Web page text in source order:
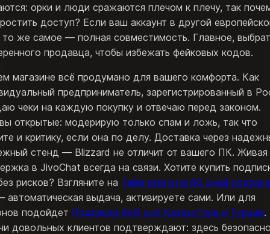
орки и люди сражаются плечом к плечу, так
доступ? Если ваш аккаунт в другой
то же самое — полная совместимость. Главное,
продавца, чтобы избежать фейковых кодов.
магазине всё продумано для вашего комфорта. Как
предприниматель, зарегистрированный в
чеки на каждую покупку и отвечаю перед законом.
открытые: модерирую только спам и ложь, так что
и критику, если она по делу. Доставка через
стенд — Blizzard не отличит от вашего ПК. Живая
в JivoChat всегда на связи. Хотите купить
рисков? Взгляните на Тайм карта на 60 дней
выдача, активируете сами. Или для
подойдет Подписка ВоВ для Казахстана и Турции.
довольных клиентов подтверждают: здесь